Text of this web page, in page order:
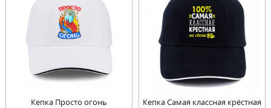
Кепка Просто огонь Кепка Самая классная крёстная